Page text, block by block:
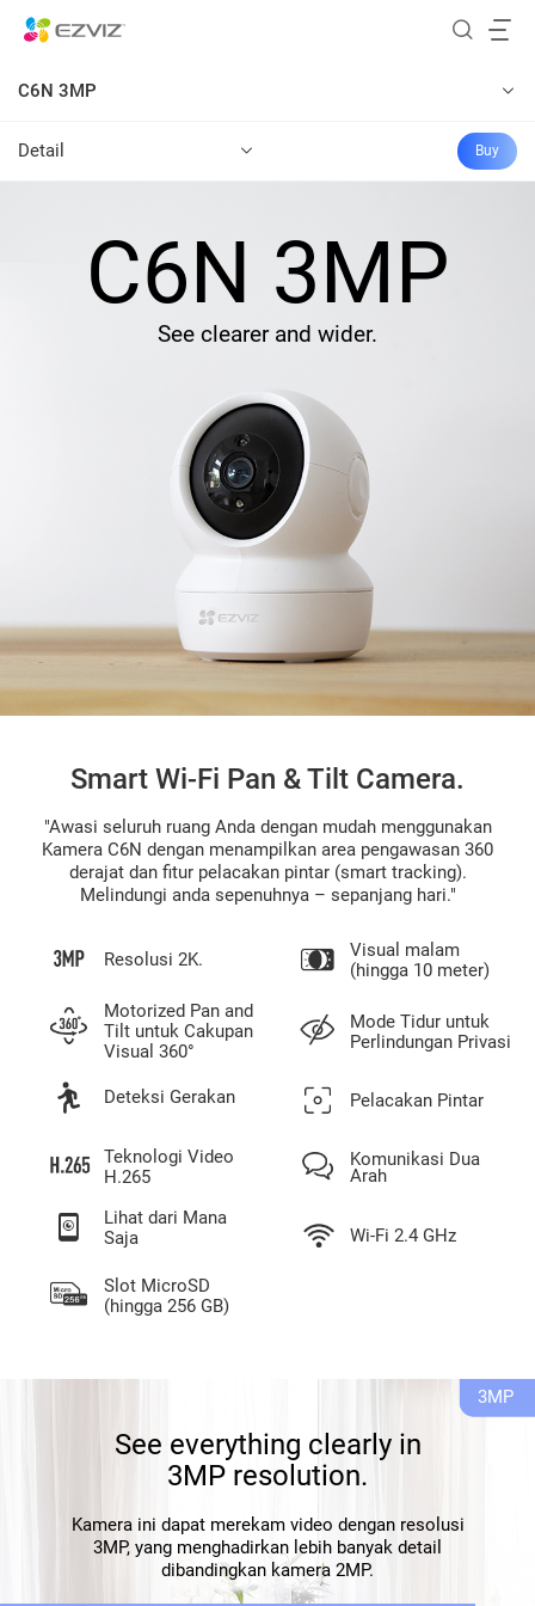
C6N 3MP
Detail Buy
C6N 3MP
See clearer and wider.
Smart Wi-Fi Pan & Tilt Camera.
Resolusi 2K.
Mode Tidur untuk
Perlindungan Privasi
Motorized Pan and
Tilt untuk Cakupan
Visual 360°
Komunikasi Dua
Arah
Visual malam
(hingga 10 meter)
Teknologi Video
H.265
Deteksi Gerakan Pelacakan Pintar
Wi-Fi 2.4 GHz
Slot MicroSD
(hingga 256 GB)
Lihat dari Mana
Saja
"Awasi seluruh ruang Anda dengan mudah menggunakan
Kamera C6N dengan menampilkan area pengawasan 360
derajat dan fitur pelacakan pintar (smart tracking).
Melindungi anda sepenuhnya – sepanjang hari."
See everything clearly in
3MP resolution.
Kamera ini dapat merekam video dengan resolusi
3MP, yang menghadirkan lebih banyak detail
dibandingkan kamera 2MP.
3MP